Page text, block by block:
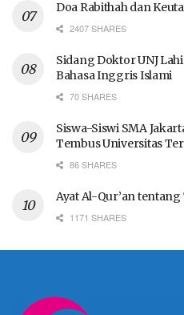
Doa Rabithah dan
2407 SHARES
Sidang Doktor UNJ
Bahasa Inggris Islami
70 SHARES
Siswa-Siswi SMA
Tembus Universitas
86 SHARES
Ayat Al-Qur’an
1171 SHARES